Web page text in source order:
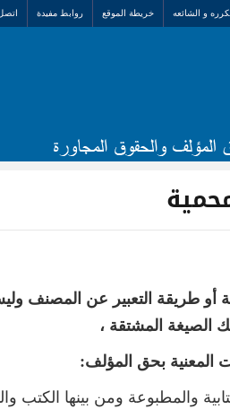
و الشائعه خريطة الموقع روابط مفيدة
أو طريقة التعبير عن المصنف
الصيغة المشتقة ،
المعنية بحق المؤلف:
والمطبوعة ومن بينها الكتب